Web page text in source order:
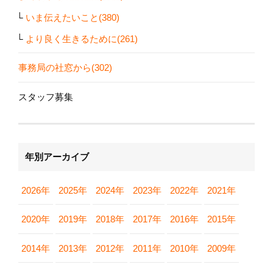
いま伝えたいこと(380)
より良く生きるために(261)
事務局の社窓から(302)
スタッフ募集
年別アーカイブ
2026年 2025年 2024年 2023年 2022年 2021年
2020年 2019年 2018年 2017年 2016年 2015年
2014年 2013年 2012年 2011年 2010年 2009年